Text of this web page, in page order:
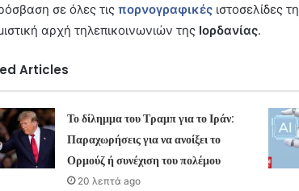
σε όλες τις πορνογραφικές ιστοσελίδες
αρχή τηλεπικοινωνιών της Ιορδανίας.
Articles
Το δίλημμα του Τραμπ για το Ιράν:
Παραχωρήσεις για να ανοίξει το
Ορμούζ ή συνέχιση του πολέμου
20 λεπτά ago